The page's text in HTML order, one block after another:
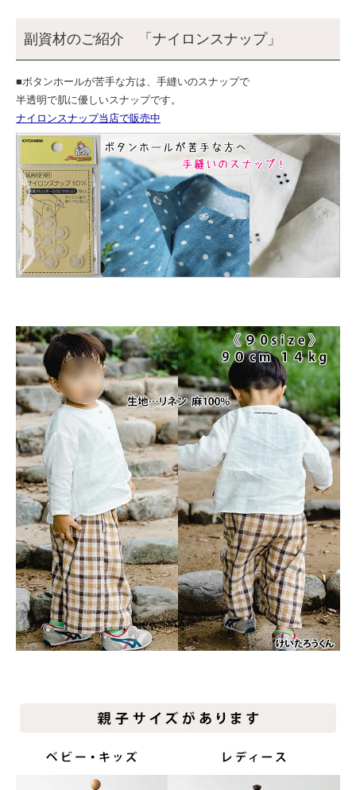
副資材のご紹介 「ナイロンスナップ」
■ボタンホールが苦手な方は、手縫いのスナップで
半透明で肌に優しいスナップです。
ナイロンスナップ当店で販売中